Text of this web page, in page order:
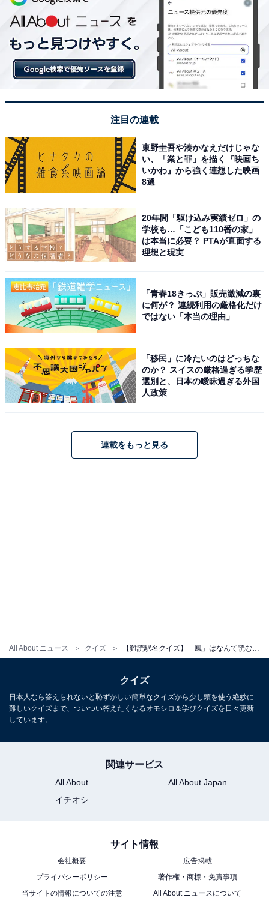
All About ニュース クイズ
注目の連載
東野圭吾や湊かなえだけじゃな
い、「業と罪」を描く『映画ち
いかわ』から強く連想した映画
8選
20年間「駆け込み実績ゼロ」の
学校も…「こども110番の家」
は本当に必要？ PTAが直面する
理想と現実
「青春18きっぷ」販売激減の裏
に何が？ 連続利用の厳格化だけ
ではない「本当の理由」
「移民」に冷たいのはどっちな
のか？ スイスの厳格過ぎる学歴
選別と、日本の曖昧過ぎる外国
人政策
連載をもっと見る
クイズ
日本人なら答えられないと恥ずかしい簡単なクイズから少し頭を使う絶妙に
難しいクイズまで、ついつい答えたくなるオモシロ＆学びクイズを日々更新
しています。
関連サービス
All About
All About Japan
イチオシ
サイト情報
会社概要
広告掲載
プライバシーポリシー
著作権・商標・免責事項
当サイトの情報についての注意
All About ニュースについて